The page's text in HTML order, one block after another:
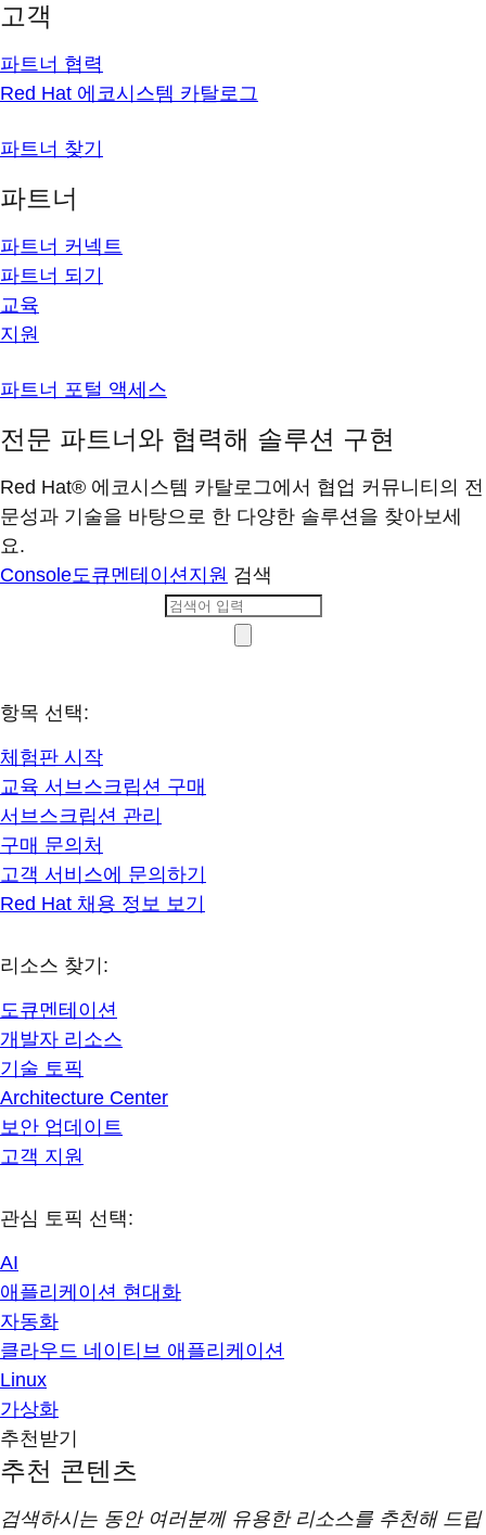
고객
파트너 협력
Red Hat 에코시스템 카탈로그
파트너 찾기
파트너
파트너 커넥트
파트너 되기
교육
지원
파트너 포털 액세스
전문 파트너와 협력해 솔루션 구현
Red Hat® 에코시스템 카탈로그에서 협업 커뮤니티의 전
문성과 기술을 바탕으로 한 다양한 솔루션을 찾아보세
요.
Console도큐멘테이션지원 검색
항목 선택:
체험판 시작
교육 서브스크립션 구매
서브스크립션 관리
구매 문의처
고객 서비스에 문의하기
Red Hat 채용 정보 보기
리소스 찾기:
도큐멘테이션
개발자 리소스
기술 토픽
Architecture Center
보안 업데이트
고객 지원
관심 토픽 선택:
AI
애플리케이션 현대화
자동화
클라우드 네이티브 애플리케이션
Linux
가상화
추천받기
추천 콘텐츠
검색하시는 동안 여러분께 유용한 리소스를 추천해 드립